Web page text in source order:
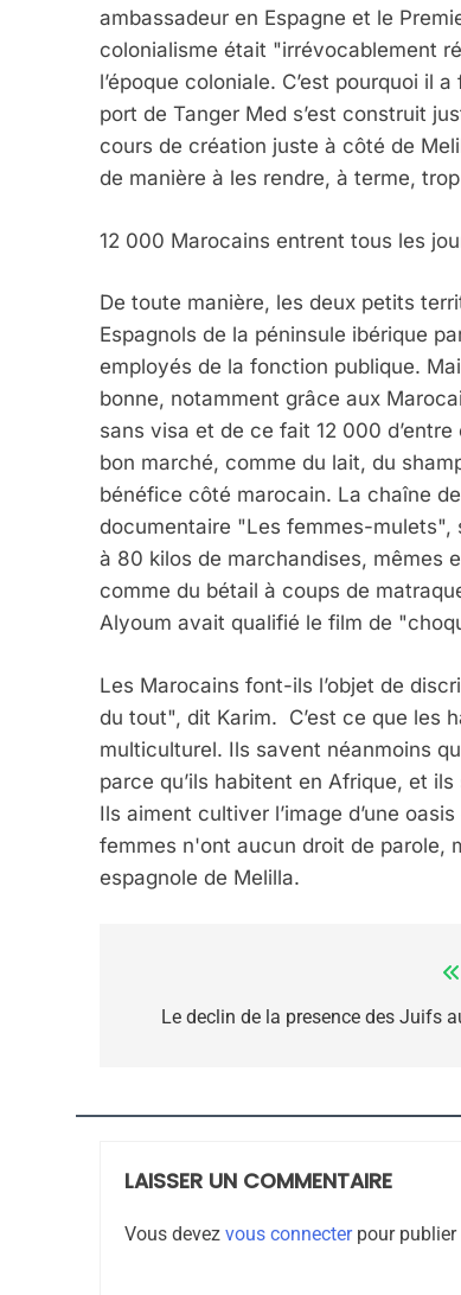
ambassadeur en Espagne et le
colonialisme était "irrévocablement
l’époque coloniale. C’est pourquoi il
port de Tanger Med s’est construit
cours de création juste à côté de
de manière à les rendre, à terme,
12 000 Marocains entrent tous les
De toute manière, les deux petits
Espagnols de la péninsule ibérique
employés de la fonction publique.
bonne, notamment grâce aux
sans visa et de ce fait 12 000
bon marché, comme du lait, du
bénéfice côté marocain. La chaîne
documentaire "Les femmes-
à 80 kilos de marchandises, mêmes
comme du bétail à coups de
Alyoum avait qualifié le film de
Les Marocains font-ils l’objet de
du tout", dit Karim. C’est ce que les
multiculturel. Ils savent néanmoins
parce qu’ils habitent en Afrique, et
Ils aiment cultiver l’image d’une
femmes n'ont aucun droit de parole,
espagnole de Melilla.
Le declin de la presence des Juifs
LAISSER UN COMMENTAIRE
Vous devez vous connecterpour publier
2025, L’année
FRANCE ISRAÉL
FIÈRE, DIGNE
Dvir
ISRAÉL JUDAISME
CE QUI NOUS